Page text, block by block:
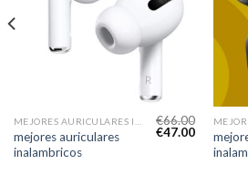
MEJORES AURICULARES INALAMBRICOS
mejores auriculares
inalambricos
€66.00
€47.00